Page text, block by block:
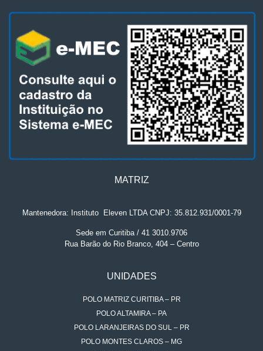
MATRIZ
Mantenedora: Instituto. Eleven LTDA CNPJ: 35.812.931/0001-79
Sede em Curitiba / 41 3010.9706
Rua Barão do Rio Branco, 404 – Centro
UNIDADES
POLO MATRIZ CURITIBA – PR
POLO ALTAMIRA – PA
POLO LARANJEIRAS DO SUL – PR
POLO MONTES CLAROS – MG